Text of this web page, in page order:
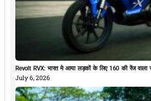
Revolt RVX: भारत मे आया लड़कों के लिए 160 की रेंज वाला
July 6, 2026